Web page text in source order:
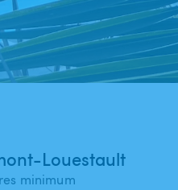
Louestault
minimum